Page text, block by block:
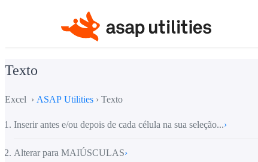
Texto
Excel › ASAP Utilities › Texto
Inserir antes e/ou depois de cada célula na sua seleção...›
Alterar para MAIÚSCULAS›